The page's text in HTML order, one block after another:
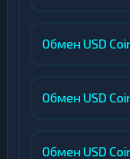
Обмен USD
Обмен USD
Обмен USD